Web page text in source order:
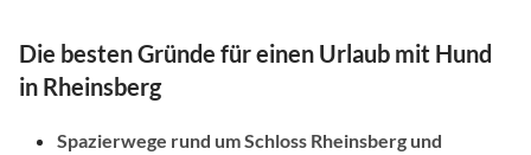
Die besten Gründe für einen Urlaub mit Hund
in Rheinsberg
Spazierwege rund um Schloss Rheinsberg und